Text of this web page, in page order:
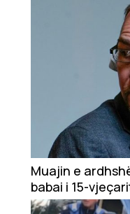
Muajin e
babai i 15-
Miçigan